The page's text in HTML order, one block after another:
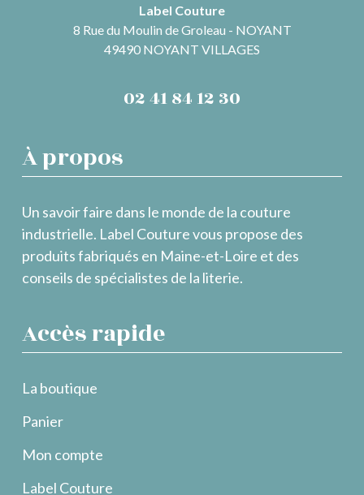
Label Couture
8 Rue du Moulin de Groleau - NOYANT
49490 NOYANT VILLAGES
02 41 84 12 30
À propos
Un savoir faire dans le monde de la couture
industrielle. Label Couture vous propose des
produits fabriqués en Maine-et-Loire et des
conseils de spécialistes de la literie.
Accès rapide
La boutique
Panier
Mon compte
Label Couture